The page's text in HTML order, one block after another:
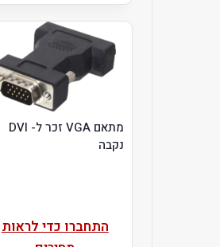
מתאם VGA זכר ל- DVI
נקבה
התחברו כדי לראות